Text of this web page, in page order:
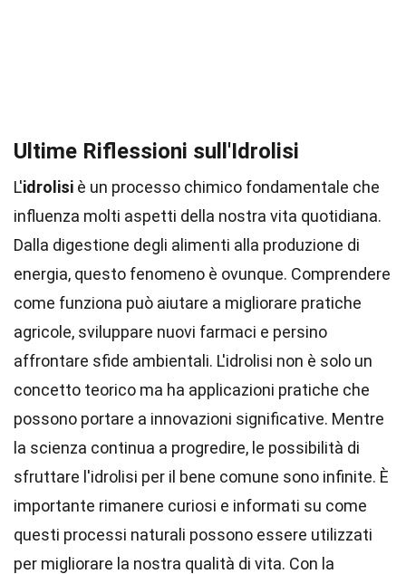
Ultime Riflessioni sull'Idrolisi
L'idrolisi è un processo chimico fondamentale che
influenza molti aspetti della nostra vita quotidiana.
Dalla digestione degli alimenti alla produzione di
energia, questo fenomeno è ovunque. Comprendere
come funziona può aiutare a migliorare pratiche
agricole, sviluppare nuovi farmaci e persino
affrontare sfide ambientali. L'idrolisi non è solo un
concetto teorico ma ha applicazioni pratiche che
possono portare a innovazioni significative. Mentre
la scienza continua a progredire, le possibilità di
sfruttare l'idrolisi per il bene comune sono infinite. È
importante rimanere curiosi e informati su come
questi processi naturali possono essere utilizzati
per migliorare la nostra qualità di vita. Con la